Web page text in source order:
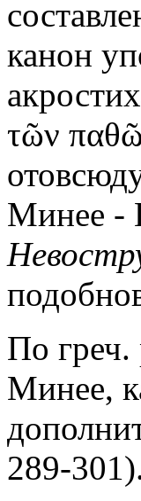
канон
τῶν
Минее
По греч.
Минее,
289-